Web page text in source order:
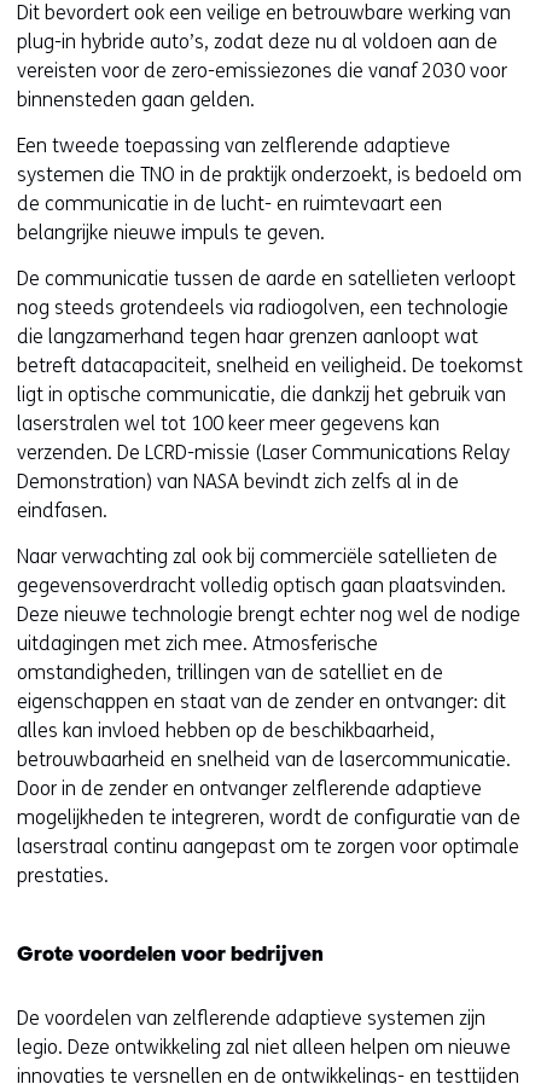
Dit bevordert ook een veilige en betrouwbare werking van
plug-in hybride auto’s, zodat deze nu al voldoen aan de
vereisten voor de zero-emissiezones die vanaf 2030 voor
binnensteden gaan gelden.
Een tweede toepassing van zelflerende adaptieve
systemen die TNO in de praktijk onderzoekt, is bedoeld om
de communicatie in de lucht- en ruimtevaart een
belangrijke nieuwe impuls te geven.
De communicatie tussen de aarde en satellieten verloopt
nog steeds grotendeels via radiogolven, een technologie
die langzamerhand tegen haar grenzen aanloopt wat
betreft datacapaciteit, snelheid en veiligheid. De toekomst
ligt in optische communicatie, die dankzij het gebruik van
laserstralen wel tot 100 keer meer gegevens kan
verzenden. De LCRD-missie (Laser Communications Relay
Demonstration) van NASA bevindt zich zelfs al in de
eindfasen.
Naar verwachting zal ook bij commerciële satellieten de
gegevensoverdracht volledig optisch gaan plaatsvinden.
Deze nieuwe technologie brengt echter nog wel de nodige
uitdagingen met zich mee. Atmosferische
omstandigheden, trillingen van de satelliet en de
eigenschappen en staat van de zender en ontvanger: dit
alles kan invloed hebben op de beschikbaarheid,
betrouwbaarheid en snelheid van de lasercommunicatie.
Door in de zender en ontvanger zelflerende adaptieve
mogelijkheden te integreren, wordt de configuratie van de
laserstraal continu aangepast om te zorgen voor optimale
prestaties.
Grote voordelen voor bedrijven
De voordelen van zelflerende adaptieve systemen zijn
legio. Deze ontwikkeling zal niet alleen helpen om nieuwe
innovaties te versnellen en de ontwikkelings- en testtijden